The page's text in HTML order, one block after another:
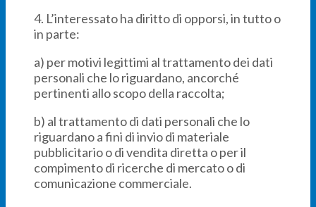
4. L’interessato ha diritto di opporsi, in tutto o
in parte:
a) per motivi legittimi al trattamento dei dati
personali che lo riguardano, ancorché
pertinenti allo scopo della raccolta;
b) al trattamento di dati personali che lo
riguardano a fini di invio di materiale
pubblicitario o di vendita diretta o per il
compimento di ricerche di mercato o di
comunicazione commerciale.